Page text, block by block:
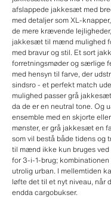
afslappede jakkesæt med
med detaljer som XL-
de mere krævende
jakkesæt til mænd mulighed
med bravur og stil. Et sort
forretningsmøder og særlige
med hensyn til farve, der
sindsro - et perfekt match
mulighed passer grå
da de er en neutral tone. Og
ensemble med en skjorte
mønster, er grå jakkesæt en
som vil bestå både tidens og
til mænd ikke kun bruges
for 3-i-1-brug;
utrolig urban. I mellemtiden
løfte det til et nyt niveau, når
endda cargobukser.